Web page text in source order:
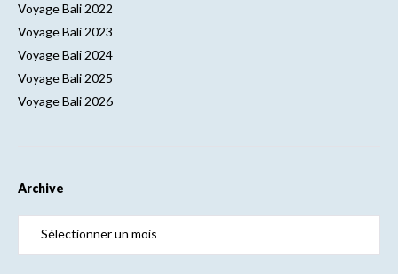
Voyage Bali 2022
Voyage Bali 2023
Voyage Bali 2024
Voyage Bali 2025
Voyage Bali 2026
Archive